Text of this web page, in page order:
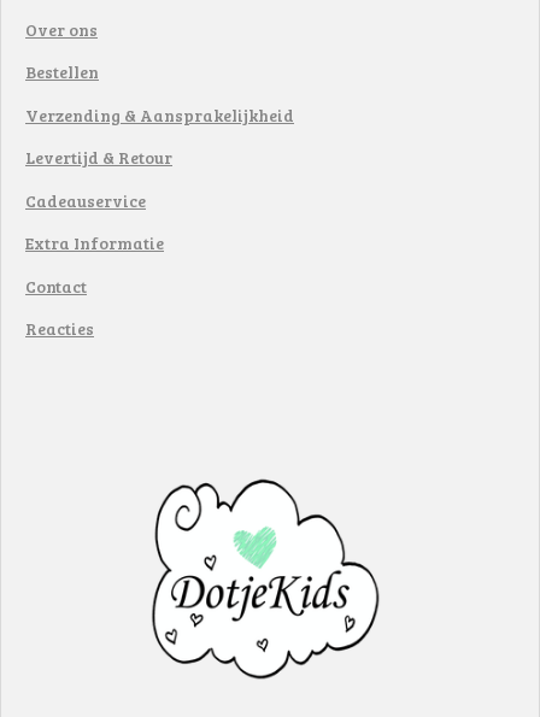
Over ons
Bestellen
Verzending & Aansprakelijkheid
Levertijd & Retour
Cadeauservice
Extra Informatie
Contact
Reacties